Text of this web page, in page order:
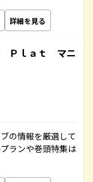
詳細を見る
Ｐｌａｔ マニ
の情報を厳選して
ランや巻頭特集は